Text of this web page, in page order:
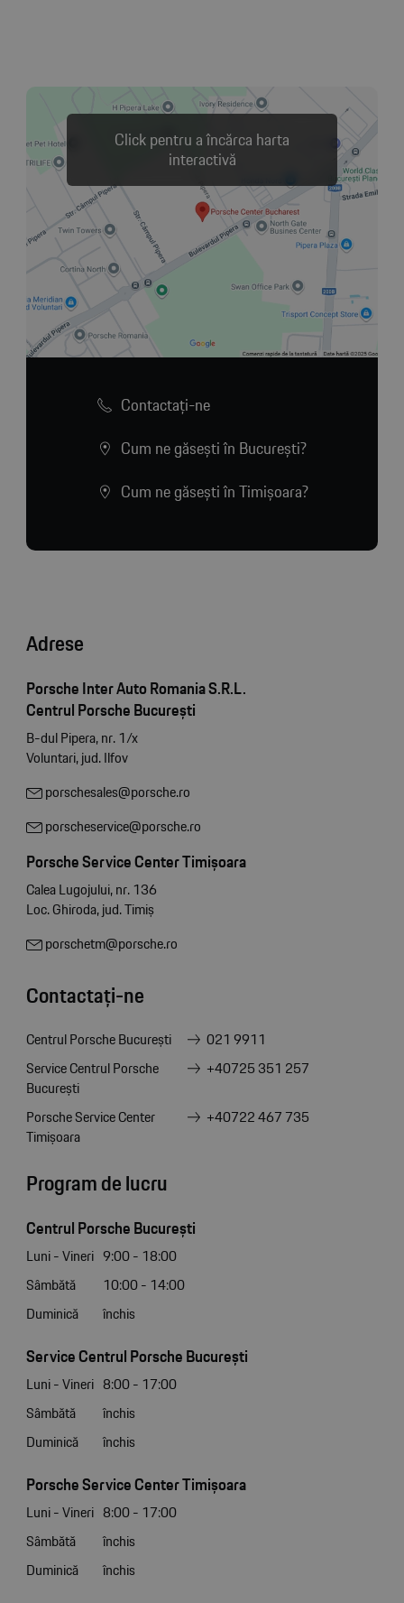
Click pentru a încărca harta
interactivă
Contactaţi-ne
Cum ne găsești în București?
Cum ne găsești în Timișoara?
Adrese
Porsche Inter Auto Romania S.R.L.
Centrul Porsche București
B-dul Pipera, nr. 1/x
Voluntari, jud. Ilfov
porschesales@porsche.ro
porscheservice@porsche.ro
Porsche Service Center Timișoara
Calea Lugojului, nr. 136
Loc. Ghiroda, jud. Timiș
porschetm@porsche.ro
Contactați-ne
Centrul Porsche București
021 9911
Service Centrul Porsche
București
+40725 351 257
Porsche Service Center
Timișoara
+40722 467 735
Program de lucru
Centrul Porsche București
Luni - Vineri 9:00 - 18:00
Sâmbătă
10:00 - 14:00
Duminică
închis
Service Centrul Porsche București
Luni - Vineri 8:00 - 17:00
Sâmbătă
închis
Duminică
închis
Porsche Service Center Timișoara
Luni - Vineri 8:00 - 17:00
Sâmbătă
închis
Duminică
închis